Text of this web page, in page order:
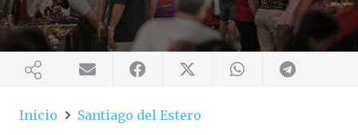
Inicio Santiago del Estero